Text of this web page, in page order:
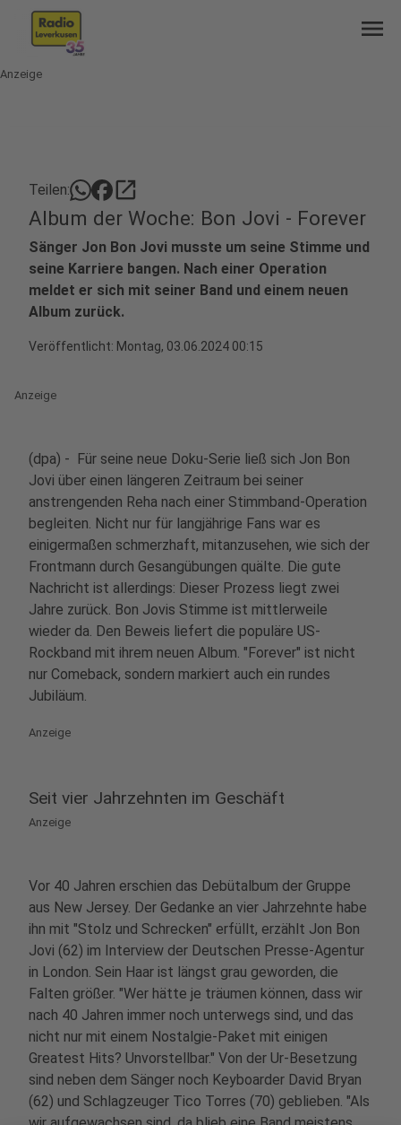
menu
Anzeige
Teilen: open_in_new
Album der Woche: Bon Jovi - Forever
Sänger Jon Bon Jovi musste um seine Stimme und
seine Karriere bangen. Nach einer Operation
meldet er sich mit seiner Band und einem neuen
Album zurück.
Veröffentlicht: Montag, 03.06.2024 00:15
Anzeige
(dpa) - Für seine neue Doku-Serie ließ sich Jon Bon
Jovi über einen längeren Zeitraum bei seiner
anstrengenden Reha nach einer Stimmband-Operation
begleiten. Nicht nur für langjährige Fans war es
einigermaßen schmerzhaft, mitanzusehen, wie sich der
Frontmann durch Gesangübungen quälte. Die gute
Nachricht ist allerdings: Dieser Prozess liegt zwei
Jahre zurück. Bon Jovis Stimme ist mittlerweile
wieder da. Den Beweis liefert die populäre US-
Rockband mit ihrem neuen Album. "Forever" ist nicht
nur Comeback, sondern markiert auch ein rundes
Jubiläum.
Anzeige
Seit vier Jahrzehnten im Geschäft
Anzeige
Vor 40 Jahren erschien das Debütalbum der Gruppe
aus New Jersey. Der Gedanke an vier Jahrzehnte habe
ihn mit "Stolz und Schrecken" erfüllt, erzählt Jon Bon
Jovi (62) im Interview der Deutschen Presse-Agentur
in London. Sein Haar ist längst grau geworden, die
Falten größer. "Wer hätte je träumen können, dass wir
nach 40 Jahren immer noch unterwegs sind, und das
nicht nur mit einem Nostalgie-Paket mit einigen
Greatest Hits? Unvorstellbar." Von der Ur-Besetzung
sind neben dem Sänger noch Keyboarder David Bryan
(62) und Schlagzeuger Tico Torres (70) geblieben. "Als